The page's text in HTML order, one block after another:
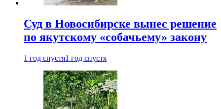
Суд в Новосибирске вынес решение
по якутскому «собачьему» закону
1 год спустя1 год спустя